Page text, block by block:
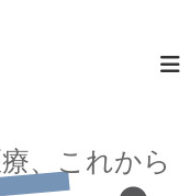
、これから